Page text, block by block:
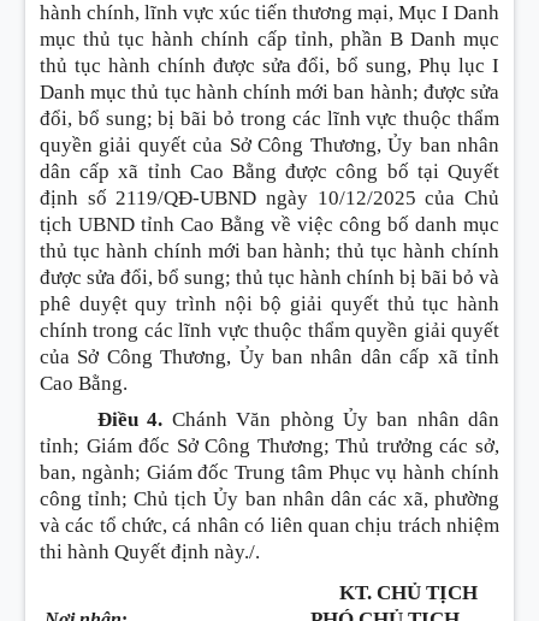
hành chính, lĩnh vực xúc tiến thương mại, Mục I Danh
mục thủ tục hành chính cấp tỉnh, phần B Danh mục
thủ tục hành chính được sửa đổi, bổ sung, Phụ lục I
Danh mục thủ tục hành chính mới ban hành; được sửa
đổi, bổ sung; bị bãi bỏ trong các lĩnh vực thuộc thẩm
quyền giải quyết của Sở Công Thương, Ủy ban nhân
dân cấp xã tỉnh Cao Bằng được công bố tại Quyết
định số 2119/QĐ-UBND ngày 10/12/2025 của Chủ
tịch UBND tỉnh Cao Bằng về việc công bố danh mục
thủ tục hành chính mới ban hành; thủ tục hành chính
được sửa đổi, bổ sung; thủ tục hành chính bị bãi bỏ và
phê duyệt quy trình nội bộ giải quyết thủ tục hành
chính trong các lĩnh vực thuộc thẩm quyền giải quyết
của Sở Công Thương, Ủy ban nhân dân cấp xã tỉnh
Cao Bằng.
Điều 4. Chánh Văn phòng Ủy ban nhân dân
tỉnh; Giám đốc Sở Công Thương; Thủ trưởng các sở,
ban, ngành; Giám đốc Trung tâm Phục vụ hành chính
công tỉnh; Chủ tịch Ủy ban nhân dân các xã, phường
và các tổ chức, cá nhân có liên quan chịu trách nhiệm
thi hành Quyết định này./.
KT. CHỦ TỊCH